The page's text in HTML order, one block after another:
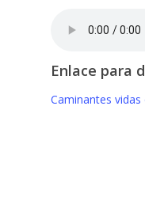
Enlace para
Caminantes